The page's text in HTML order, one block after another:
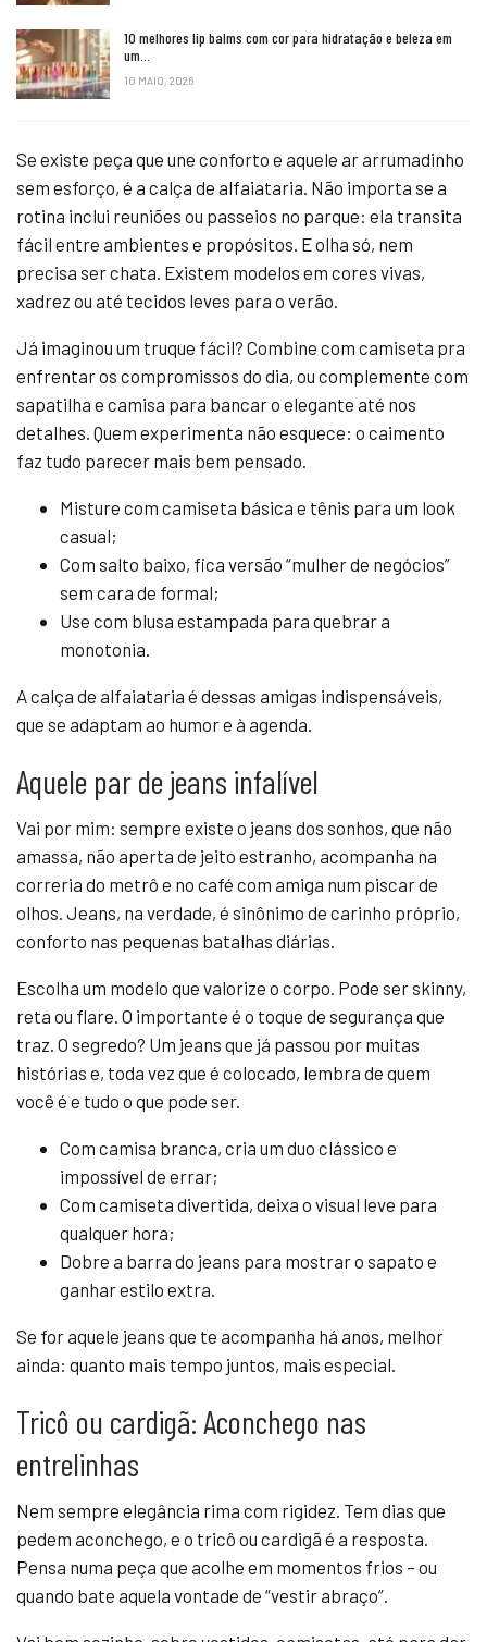
10 melhores lip balms com cor para hidratação e beleza em
um…
10 MAIO, 2026
Se existe peça que une conforto e aquele ar arrumadinho
sem esforço, é a calça de alfaiataria. Não importa se a
rotina inclui reuniões ou passeios no parque: ela transita
fácil entre ambientes e propósitos. E olha só, nem
precisa ser chata. Existem modelos em cores vivas,
xadrez ou até tecidos leves para o verão.
Já imaginou um truque fácil? Combine com camiseta pra
enfrentar os compromissos do dia, ou complemente com
sapatilha e camisa para bancar o elegante até nos
detalhes. Quem experimenta não esquece: o caimento
faz tudo parecer mais bem pensado.
Misture com camiseta básica e tênis para um look
casual;
Com salto baixo, fica versão “mulher de negócios”
sem cara de formal;
Use com blusa estampada para quebrar a
monotonia.
A calça de alfaiataria é dessas amigas indispensáveis,
que se adaptam ao humor e à agenda.
Aquele par de jeans infalível
Vai por mim: sempre existe o jeans dos sonhos, que não
amassa, não aperta de jeito estranho, acompanha na
correria do metrô e no café com amiga num piscar de
olhos. Jeans, na verdade, é sinônimo de carinho próprio,
conforto nas pequenas batalhas diárias.
Escolha um modelo que valorize o corpo. Pode ser skinny,
reta ou flare. O importante é o toque de segurança que
traz. O segredo? Um jeans que já passou por muitas
histórias e, toda vez que é colocado, lembra de quem
você é e tudo o que pode ser.
Com camisa branca, cria um duo clássico e
impossível de errar;
Com camiseta divertida, deixa o visual leve para
qualquer hora;
Dobre a barra do jeans para mostrar o sapato e
ganhar estilo extra.
Se for aquele jeans que te acompanha há anos, melhor
ainda: quanto mais tempo juntos, mais especial.
Tricô ou cardigã: Aconchego nas
entrelinhas
Nem sempre elegância rima com rigidez. Tem dias que
pedem aconchego, e o tricô ou cardigã é a resposta.
Pensa numa peça que acolhe em momentos frios – ou
quando bate aquela vontade de “vestir abraço”.